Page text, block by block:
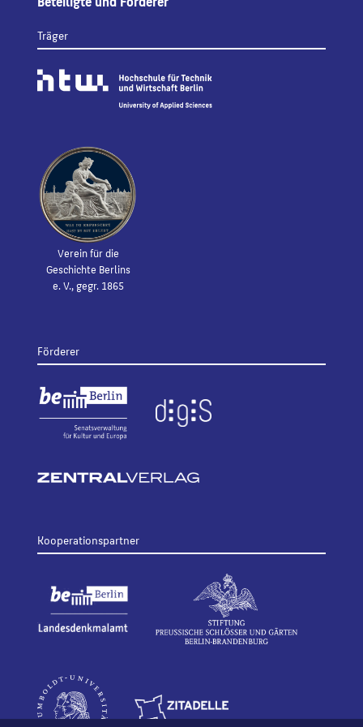
Träger
Verein für die
Geschichte Berlins
e. V., gegr. 1865
Förderer
Kooperationspartner